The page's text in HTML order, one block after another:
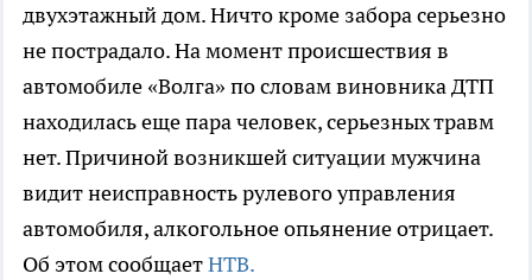
двухэтажный дом. Ничто кроме забора серьезно
не пострадало. На момент происшествия в
автомобиле «Волга» по словам виновника ДТП
находилась еще пара человек, серьезных травм
нет. Причиной возникшей ситуации мужчина
видит неисправность рулевого управления
автомобиля, алкогольное опьянение отрицает.
Об этом сообщаетНТВ.